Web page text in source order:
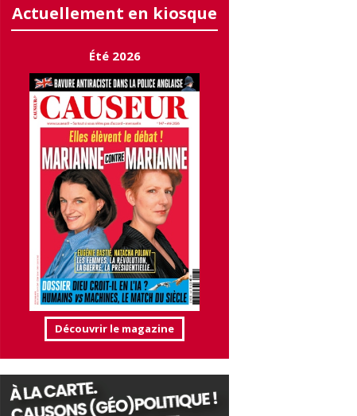
Actuellement en kiosque
Été 2026
Découvrir le magazine